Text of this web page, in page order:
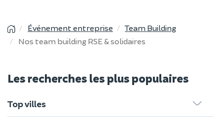
Événement entreprise
Team Building
Nos team building RSE & solidaires
Les recherches les plus populaires
Top villes